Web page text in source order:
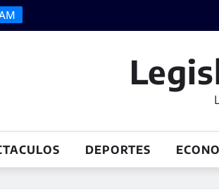
DEPORTES